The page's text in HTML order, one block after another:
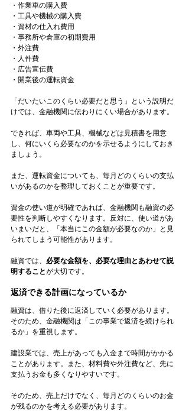
・作業車の購入費
・工具や機械の購入費
・資材の仕入れ費用
・事務所や倉庫の初期費用
・外注費
・人件費
・広告宣伝費
・開業後の運転資金
「だいたいこのくらい必要だと思う」という説明だ
けでは、金融機関に伝わりにくい場合があります。
できれば、車両や工具、機械などは見積書を用意
し、何にいくら必要なのかを示せるようにしておき
ましょう。
また、運転資金についても、毎月どのくらいの支払
いがあるのかを整理しておくことが重要です。
資金の使い道が明確であれば、金融機関も融資の必
要性を判断しやすくなります。反対に、使い道があ
いまいだと、「本当にこの金額が必要なのか」と見
られてしまう可能性があります。
融資では、 必要な金額を、必要な理由とあわせて説
明することが大切です。
返済できる計画になっているか
融資は、借りた後に返済していく必要があります。
そのため、金融機関は「この事業で返済を続けられ
るか」を重視します。
建設業では、売上があっても入金まで時間がかかる
ことがあります。また、材料費や外注費など、先に
支払うお金も多くなりやすいです。
そのため、売上だけでなく、毎月どのくらいのお金
が残るのかを考える必要があります。